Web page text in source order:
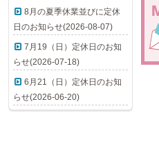
8月の夏季休業並びに定休
日のお知らせ(2026-08-07)
7月19（日）定休日のお知
らせ(2026-07-18)
6月21（日）定休日のお知
らせ(2026-06-20)